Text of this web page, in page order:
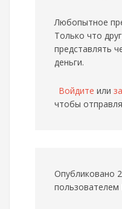
Любопытное
Только что
представлять
деньги.
Войдите или
чтобы
Опубликовано
пользователем